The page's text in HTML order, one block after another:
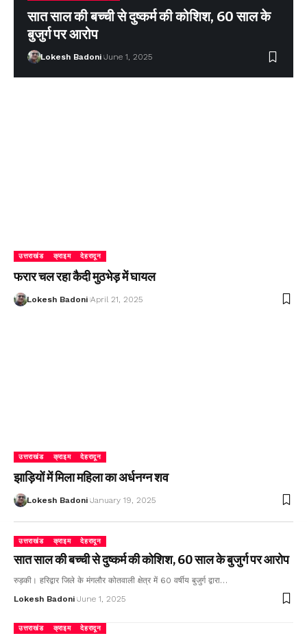
सात साल की बच्ची से दुष्कर्म की कोशिश, 60 साल के
बुजुर्ग पर आरोप
Lokesh Badoni June 1, 2025
उत्तराखंड क्राइम देहरादून
फरार चल रहा कैदी मुठभेड़ में घायल
Lokesh Badoni April 21, 2025
उत्तराखंड क्राइम देहरादून
झाड़ियों में मिला महिला का अर्धनग्न शव
Lokesh Badoni January 19, 2025
उत्तराखंड क्राइम देहरादून
सात साल की बच्ची से दुष्कर्म की कोशिश, 60 साल के बुजुर्ग पर आरोप
रुड़की। हरिद्वार जिले के मंगलौर कोतवाली क्षेत्र में 60 वर्षीय बुजुर्ग द्वारा…
Lokesh Badoni June 1, 2025
उत्तराखंड क्राइम देहरादून